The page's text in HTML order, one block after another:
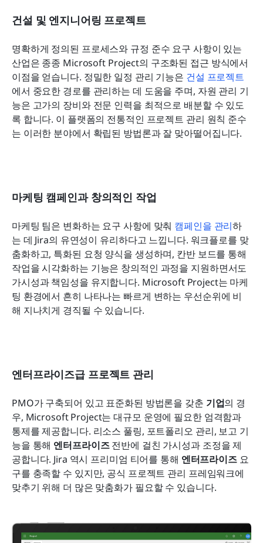
건설 및 엔지니어링 프로젝트
명확하게 정의된 프로세스와 규정 준수 요구 사항이 있는
산업은 종종 Microsoft Project의 구조화된 접근 방식에서
이점을 얻습니다. 정밀한 일정 관리 기능은 건설 프로젝트
에서 중요한 경로를 관리하는 데 도움을 주며, 자원 관리 기
능은 고가의 장비와 전문 인력을 최적으로 배분할 수 있도
록 합니다. 이 플랫폼의 전통적인 프로젝트 관리 원칙 준수
는 이러한 분야에서 확립된 방법론과 잘 맞아떨어집니다.
마케팅 캠페인과 창의적인 작업
마케팅 팀은 변화하는 요구 사항에 맞춰 캠페인을 관리하
는 데 Jira의 유연성이 유리하다고 느낍니다. 워크플로를 맞
춤화하고, 특화된 요청 양식을 생성하며, 칸반 보드를 통해
작업을 시각화하는 기능은 창의적인 과정을 지원하면서도
가시성과 책임성을 유지합니다. Microsoft Project는 마케
팅 환경에서 흔히 나타나는 빠르게 변하는 우선순위에 비
해 지나치게 경직될 수 있습니다.
엔터프라이즈급 프로젝트 관리
PMO가 구축되어 있고 표준화된 방법론을 갖춘 기업의 경
우, Microsoft Project는 대규모 운영에 필요한 엄격함과
통제를 제공합니다. 리소스 풀링, 포트폴리오 관리, 보고 기
능을 통해 엔터프라이즈 전반에 걸친 가시성과 조정을 제
공합니다. Jira 역시 프리미엄 티어를 통해 엔터프라이즈 요
구를 충족할 수 있지만, 공식 프로젝트 관리 프레임워크에
맞추기 위해 더 많은 맞춤화가 필요할 수 있습니다.